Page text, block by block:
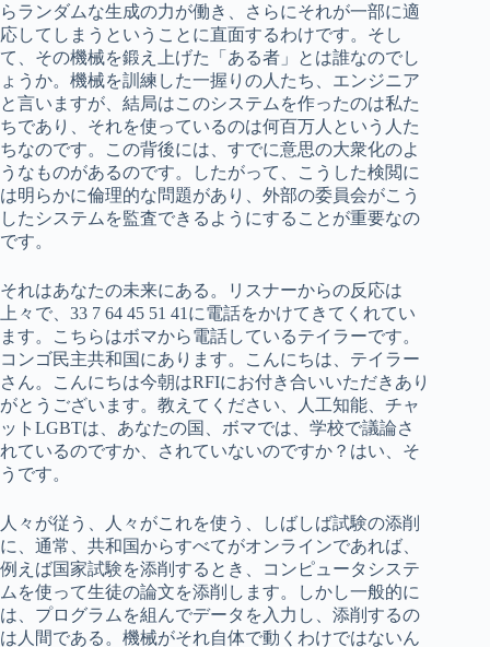
らランダムな生成の力が働き、さらにそれが一部に適
応してしまうということに直面するわけです。そし
て、その機械を鍛え上げた「ある者」とは誰なのでし
ょうか。機械を訓練した一握りの人たち、エンジニア
と言いますが、結局はこのシステムを作ったのは私た
ちであり、それを使っているのは何百万人という人た
ちなのです。この背後には、すでに意思の大衆化のよ
うなものがあるのです。したがって、こうした検閲に
は明らかに倫理的な問題があり、外部の委員会がこう
したシステムを監査できるようにすることが重要なの
です。
それはあなたの未来にある。リスナーからの反応は
上々で、33 7 64 45 51 41に電話をかけてきてくれてい
ます。こちらはボマから電話しているテイラーです。
コンゴ民主共和国にあります。こんにちは、テイラー
さん。こんにちは今朝はRFIにお付き合いいただきあり
がとうございます。教えてください、人工知能、チャ
ットLGBTは、あなたの国、ボマでは、学校で議論さ
れているのですか、されていないのですか？はい、そ
うです。
人々が従う、人々がこれを使う、しばしば試験の添削
に、通常、共和国からすべてがオンラインであれば、
例えば国家試験を添削するとき、コンピュータシステ
ムを使って生徒の論文を添削します。しかし一般的に
は、プログラムを組んでデータを入力し、添削するの
は人間である。機械がそれ自体で動くわけではないん